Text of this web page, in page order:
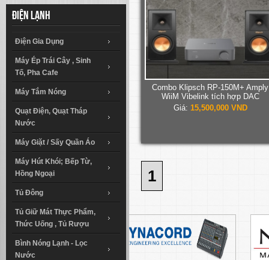
Điện lạnh
Điện Gia Dụng
Máy Ép Trái Cây , Sinh
Tố, Pha Cafe
Máy Tắm Nóng
Quạt Điện, Quạt Tháp
Nước
Máy Giặt / Sấy Quần Áo
Máy Hút Khói; Bếp Từ,
Hồng Ngoại
Tủ Đông
Tủ Giữ Mát Thực Phẩm,
Thức Uống , Tủ Rượu
Bình Nóng Lạnh - Lọc
Nước
Combo Klipsch RP-150M+ Amply
WiiM Vibelink tích hợp DAC
Giá: 15,500,000 VND
1